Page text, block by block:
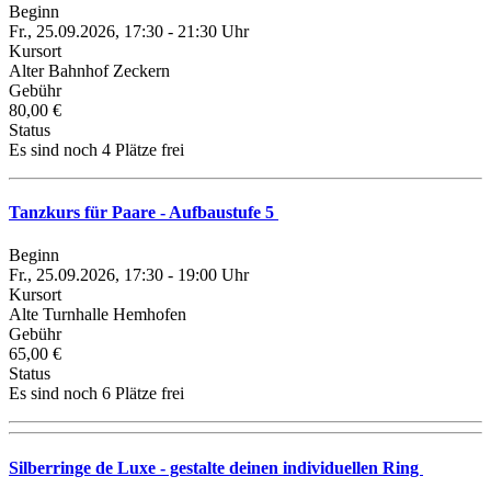
Beginn
Fr., 25.09.2026, 17:30 - 21:30 Uhr
Kursort
Alter Bahnhof Zeckern
Gebühr
80,00 €
Status
Es sind noch 4 Plätze frei
Tanzkurs für Paare - Aufbaustufe 5
Beginn
Fr., 25.09.2026, 17:30 - 19:00 Uhr
Kursort
Alte Turnhalle Hemhofen
Gebühr
65,00 €
Status
Es sind noch 6 Plätze frei
Silberringe de Luxe - gestalte deinen individuellen Ring